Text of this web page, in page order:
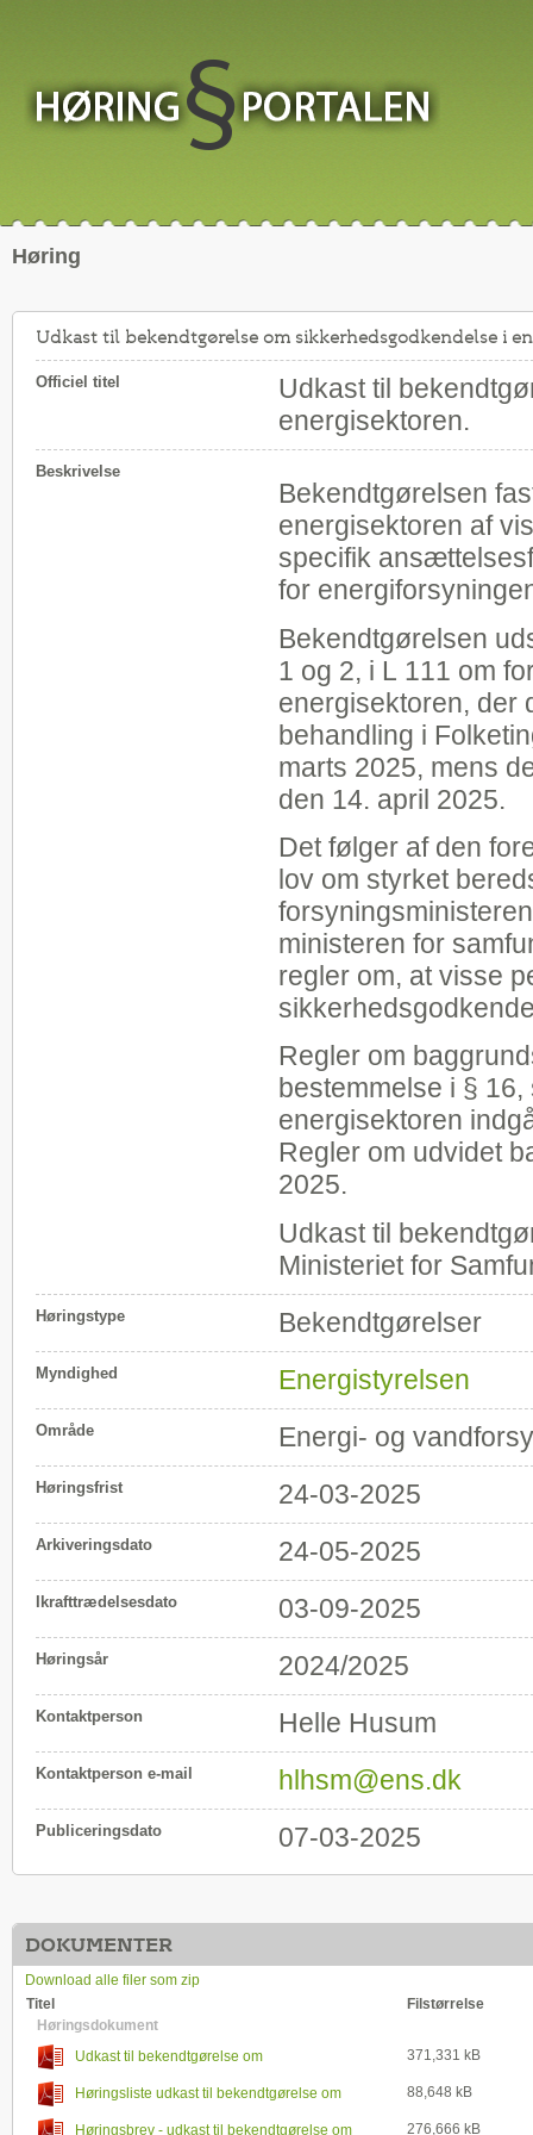
Høring
Udkast til bekendtgørelse om sikkerhedsgodkendelse i
Officiel titel
Udkast til
energisektoren.
Beskrivelse
Bekendtgørelsen
energisektoren af
specifik
for
Bekendtgørelsen
1 og 2, i L 111 om
energisektoren, der
behandling i
marts 2025, mens
den 14. april 2025.
Det følger af den
lov om styrket
ministeren for
regler om, at visse
Regler om
bestemmelse i §
energisektoren
Regler om udvidet
2025.
Udkast til
Ministeriet for
Høringstype Bekendtgørelser
Myndighed Energistyrelsen
Område Energi- og
Høringsfrist 24-03-2025
Arkiveringsdato 24-05-2025
Ikrafttrædelsesdato 03-09-2025
Høringsår 2024/2025
Kontaktperson Helle Husum
Kontaktperson e-mail hlhsm@ens.dk
Publiceringsdato 07-03-2025
DOKUMENTER
Download alle filer som zip
Titel
Filstørrelse
Høringsdokument
Udkast til bekendtgørelse om
sikkerhedsgodkendelse i energisektoren
371,331 kB
Høringsliste udkast til bekendtgørelse om
sikkerhedsgodkendelse i energisektoren
88,648 kB
Høringsbrev - udkast til bekendtgørelse om
276,666 kB